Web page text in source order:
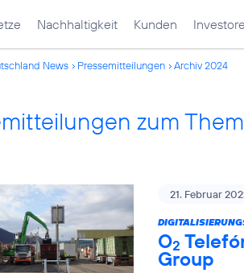
Nachhaltigkeit Kunden
News Pressemitteilungen Archiv 2024
zum
21. Februar
O2
Group